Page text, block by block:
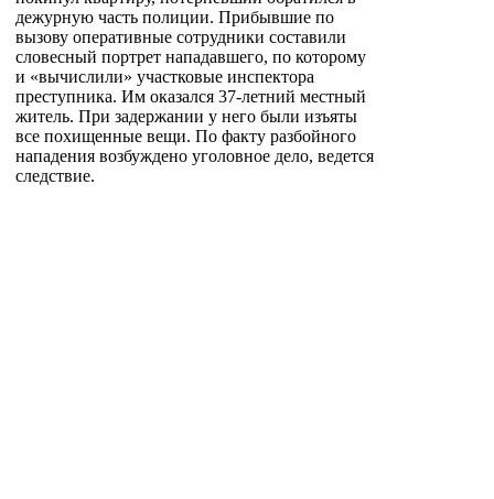
дежурную часть полиции. Прибывшие по
вызову оперативные сотрудники составили
словесный портрет нападавшего, по которому
и «вычислили» участковые инспектора
преступника. Им оказался 37-летний местный
житель. При задержании у него были изъяты
все похищенные вещи. По факту разбойного
нападения возбуждено уголовное дело, ведется
следствие.